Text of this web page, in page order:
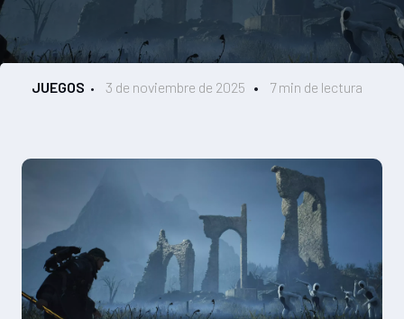
JUEGOS 3 de noviembre de 2025 7 min de lectura